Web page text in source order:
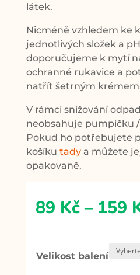
látek.
Nicméně vzhledem ke
jednotlivých složek a
doporučujeme k mytí
ochranné rukavice a
natřít šetrným
V rámci snižování
neobsahuje pumpičku
Pokud ho potřebujete
košíku tady a můžete
opakovaně.
89 Kč – 159
Velikost balení